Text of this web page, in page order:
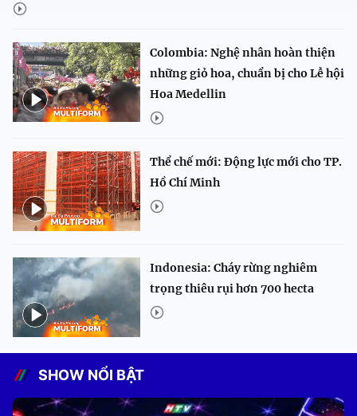
Colombia: Nghệ nhân hoàn thiện
những giỏ hoa, chuẩn bị cho Lễ hội
Hoa Medellin
Thể chế mới: Động lực mới cho TP.
Hồ Chí Minh
Indonesia: Cháy rừng nghiêm
trọng thiêu rụi hơn 700 hecta
SHOW NỔI BẬT